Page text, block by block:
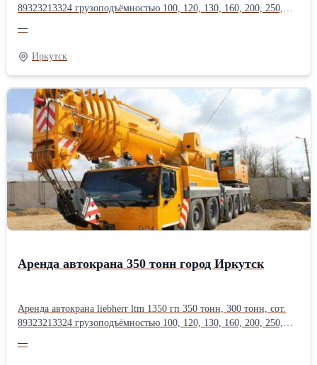
89323213324 грузоподъёмностью 100, 120, 130, 160, 200, 250,
тяжеловесного оборудования в нефтегазовой, энергетической,
химической, металлургической
промышленности.Производитель: Liebherr
—
Иркутск
Аренда автокрана 350 тонн город Иркутск
Аренда автокрана liebherr ltm 1350 гп 350 тонн, 300 тонн, сот.
89323213324 грузоподъёмностью 100, 120, 130, 160, 200, 250,
—